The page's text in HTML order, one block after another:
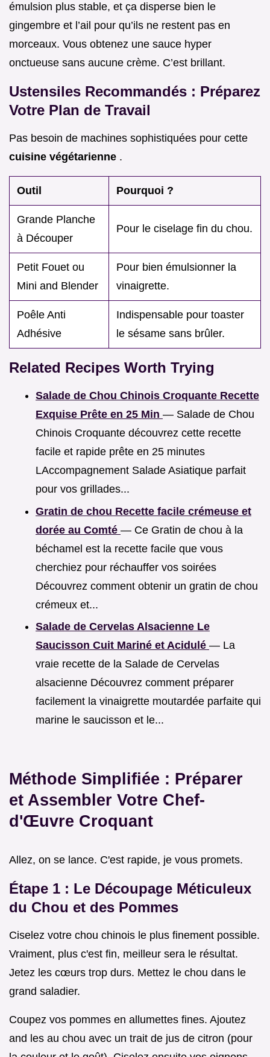
émulsion plus stable, et ça disperse bien le
gingembre et l’ail pour qu’ils ne restent pas en
morceaux. Vous obtenez une sauce hyper
onctueuse sans aucune crème. C’est brillant.
Ustensiles Recommandés : Préparez
Votre Plan de Travail
Pas besoin de machines sophistiquées pour cette
cuisine végétarienne .
Outil Pourquoi ?
Grande Planche
à Découper
Pour le ciselage fin du chou.
Petit Fouet ou
Mini and Blender
Pour bien émulsionner la
vinaigrette.
Poêle Anti
Adhésive
Indispensable pour toaster
le sésame sans brûler.
Related Recipes Worth Trying
Salade de Chou Chinois Croquante Recette
Exquise Prête en 25 Min — Salade de Chou
Chinois Croquante découvrez cette recette
facile et rapide prête en 25 minutes
LAccompagnement Salade Asiatique parfait
pour vos grillades...
Gratin de chou Recette facile crémeuse et
dorée au Comté — Ce Gratin de chou à la
béchamel est la recette facile que vous
cherchiez pour réchauffer vos soirées
Découvrez comment obtenir un gratin de chou
crémeux et...
Salade de Cervelas Alsacienne Le
Saucisson Cuit Mariné et Acidulé — La
vraie recette de la Salade de Cervelas
alsacienne Découvrez comment préparer
facilement la vinaigrette moutardée parfaite qui
marine le saucisson et le...
Méthode Simplifiée : Préparer
et Assembler Votre Chef-
d'Œuvre Croquant
Allez, on se lance. C'est rapide, je vous promets.
Étape 1 : Le Découpage Méticuleux
du Chou et des Pommes
Ciselez votre chou chinois le plus finement possible.
Vraiment, plus c'est fin, meilleur sera le résultat.
Jetez les cœurs trop durs. Mettez le chou dans le
grand saladier.
Coupez vos pommes en allumettes fines. Ajoutez
and les au chou avec un trait de jus de citron (pour